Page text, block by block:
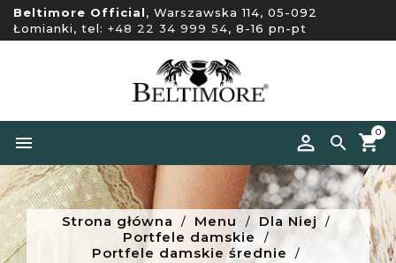
Beltimore Official, Warszawska 114, 05-092
Łomianki, tel: +48 22 34 999 54, 8-16 pn-pt


0
Strona główna Menu
Dla Niej
Portfele damskie
Portfele damskie średnie